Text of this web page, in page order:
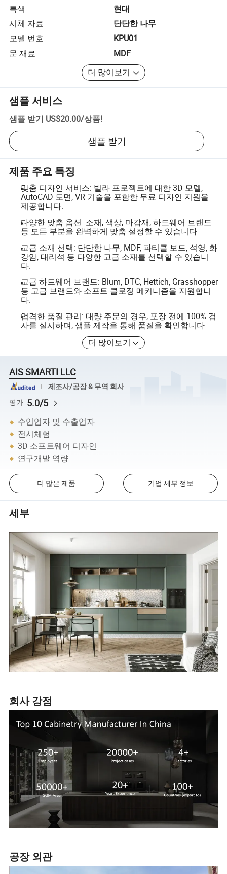
특색
현대
시체 자료
단단한 나무
모델 번호.
KPU01
문 재료
MDF
더 많이보기
샘플 서비스
샘플 받기 US$20.00/상품!
샘플 받기
제품 주요 특징
맞춤 디자인 서비스: 빌라 프로젝트에 대한 3D 모델,
AutoCAD 도면, VR 기술을 포함한 무료 디자인 지원을
제공합니다.
다양한 맞춤 옵션: 소재, 색상, 마감재, 하드웨어 브랜드
등 모든 부분을 완벽하게 맞춤 설정할 수 있습니다.
고급 소재 선택: 단단한 나무, MDF, 파티클 보드, 석영, 화
강암, 대리석 등 다양한 고급 소재를 선택할 수 있습니
다.
고급 하드웨어 브랜드: Blum, DTC, Hettich, Grasshopper
등 고급 브랜드와 소프트 클로징 메커니즘을 지원합니
다.
엄격한 품질 관리: 대량 주문의 경우, 포장 전에 100% 검
사를 실시하며, 샘플 제작을 통해 품질을 확인합니다.
더 많이보기
AIS SMARTI LLC
제조사/공장 & 무역 회사
평가 5.0/5
수입업자 및 수출업자
전시체험
3D 소프트웨어 디자인
연구개발 역량
더 많은 제품 기업 세부 정보
세부
회사 강점
공장 외관